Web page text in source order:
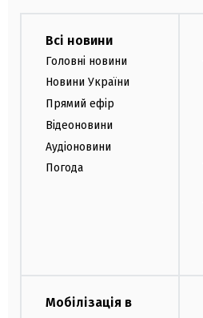
Всі новини
Головні новини
Новини України
Прямий ефір
Відеоновини
Аудіоновини
Погода
Мобілізація в